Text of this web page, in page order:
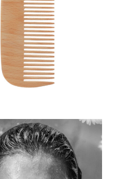
SHADES
HAIRSTYLE